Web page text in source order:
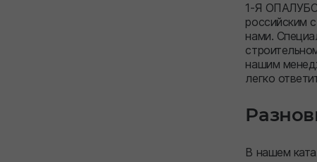
1-Я
российским
нами.
нашим
легко
В нашем